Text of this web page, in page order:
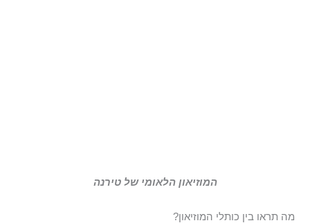
המוזיאון הלאומי של טירנה
מה תראו בין כותלי המוזיאון?